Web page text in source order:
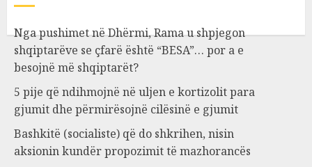
Nga pushimet në Dhërmi, Rama u shpjegon
shqiptarëve se çfarë është “BESA”… por a e
besojnë më shqiptarët?
5 pije që ndihmojnë në uljen e kortizolit para
gjumit dhe përmirësojnë cilësinë e gjumit
Bashkitë (socialiste) që do shkrihen, nisin
aksionin kundër propozimit të mazhorancës